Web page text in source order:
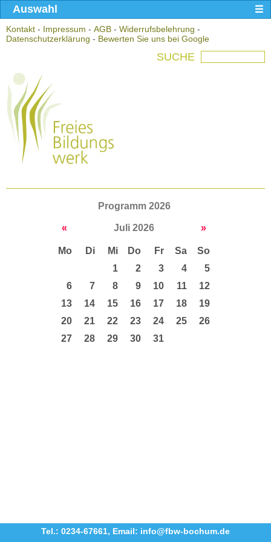
Kontakt - Impressum - AGB - Widerrufsbelehrung -
Datenschutzerklärung - Bewerten Sie uns bei Google
SUCHE
Programm 2026
« Juli 2026 »
Mo Di Mi Do Fr Sa
So
1
2 3 4
5
6
7 8 9 10 11
12
13
14 15 16 17 18
19
20
21 22 23 24 25
26
27
28 29 30 31
Tel.: 0234-67661, Email: info@fbw-bochum.de
Auswahl